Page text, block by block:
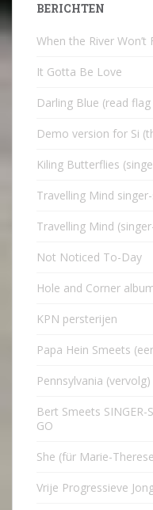
BERICHTEN
When the River Won’t
It Gotta Be Love
Darling Blue (read
Demo version for Si
Kiling Butterflies
Travelling Mind
Travelling Mind
Not Noticed To-Day
Hole and Corner
KPN persterijen
Papa Hein Smeets
Pennsylvania (vervolg)
Bert Smeets SINGER-
GO
She (für Marie-
Vrije Progressieve